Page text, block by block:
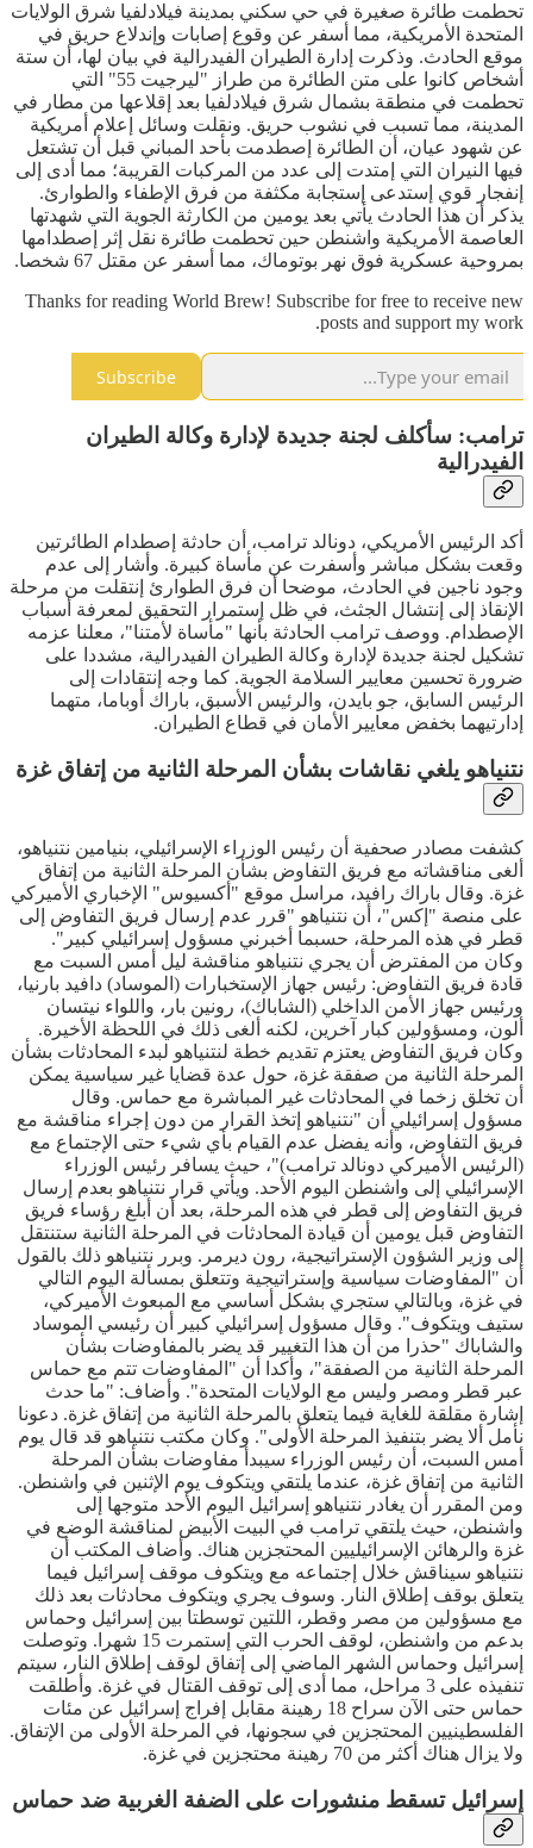
تحطمت طائرة صغيرة في حي سكني بمدينة فيلادلفيا شرق الولايات
المتحدة الأمريكية، مما أسفر عن وقوع إصابات وإندلاع حريق في
موقع الحادث. وذكرت إدارة الطيران الفيدرالية في بيان لها، أن ستة
أشخاص كانوا على متن الطائرة من طراز "ليرجيت 55" التي
تحطمت في منطقة بشمال شرق فيلادلفيا بعد إقلاعها من مطار في
المدينة، مما تسبب في نشوب حريق. ونقلت وسائل إعلام أمريكية
عن شهود عيان، أن الطائرة إصطدمت بأحد المباني قبل أن تشتعل
فيها النيران التي إمتدت إلى عدد من المركبات القريبة؛ مما أدى إلى
إنفجار قوي إستدعى إستجابة مكثفة من فرق الإطفاء والطوارئ.
يذكر أن هذا الحادث يأتي بعد يومين من الكارثة الجوية التي شهدتها
العاصمة الأمريكية واشنطن حين تحطمت طائرة نقل إثر إصطدامها
بمروحية عسكرية فوق نهر بوتوماك، مما أسفر عن مقتل 67 شخصا.
Thanks for reading World Brew! Subscribe for free to receive new
posts and support my work.
Subscribe
ترامب: سأكلف لجنة جديدة لإدارة وكالة الطيران
الفيدرالية
أكد الرئيس الأمريكي، دونالد ترامب، أن حادثة إصطدام الطائرتين
وقعت بشكل مباشر وأسفرت عن مأساة كبيرة. وأشار إلى عدم
وجود ناجين في الحادث، موضحا أن فرق الطوارئ إنتقلت من مرحلة
الإنقاذ إلى إنتشال الجثث، في ظل إستمرار التحقيق لمعرفة أسباب
الإصطدام. ووصف ترامب الحادثة بأنها "مأساة لأمتنا"، معلنا عزمه
تشكيل لجنة جديدة لإدارة وكالة الطيران الفيدرالية، مشددا على
ضرورة تحسين معايير السلامة الجوية. كما وجه إنتقادات إلى
الرئيس السابق، جو بايدن، والرئيس الأسبق، باراك أوباما، متهما
إدارتيهما بخفض معايير الأمان في قطاع الطيران.
نتنياهو يلغي نقاشات بشأن المرحلة الثانية من إتفاق غزة
كشفت مصادر صحفية أن رئيس الوزراء الإسرائيلي، بنيامين نتنياهو،
ألغى مناقشاته مع فريق التفاوض بشأن المرحلة الثانية من إتفاق
غزة. وقال باراك رافيد، مراسل موقع "أكسيوس" الإخباري الأميركي
على منصة "إكس"، أن نتنياهو "قرر عدم إرسال فريق التفاوض إلى
قطر في هذه المرحلة، حسبما أخبرني مسؤول إسرائيلي كبير".
وكان من المفترض أن يجري نتنياهو مناقشة ليل أمس السبت مع
قادة فريق التفاوض: رئيس جهاز الإستخبارات (الموساد) دافيد بارنيا،
ورئيس جهاز الأمن الداخلي (الشاباك)، رونين بار، واللواء نيتسان
ألون، ومسؤولين كبار آخرين، لكنه ألغى ذلك في اللحظة الأخيرة.
وكان فريق التفاوض يعتزم تقديم خطة لنتنياهو لبدء المحادثات بشأن
المرحلة الثانية من صفقة غزة، حول عدة قضايا غير سياسية يمكن
أن تخلق زخما في المحادثات غير المباشرة مع حماس. وقال
مسؤول إسرائيلي أن "نتنياهو إتخذ القرار من دون إجراء مناقشة مع
فريق التفاوض، وأنه يفضل عدم القيام بأي شيء حتى الإجتماع مع
(الرئيس الأميركي دونالد ترامب)"، حيث يسافر رئيس الوزراء
الإسرائيلي إلى واشنطن اليوم الأحد. ويأتي قرار نتنياهو بعدم إرسال
فريق التفاوض إلى قطر في هذه المرحلة، بعد أن أبلغ رؤساء فريق
التفاوض قبل يومين أن قيادة المحادثات في المرحلة الثانية ستنتقل
إلى وزير الشؤون الإستراتيجية، رون ديرمر. وبرر نتنياهو ذلك بالقول
أن "المفاوضات سياسية وإستراتيجية وتتعلق بمسألة اليوم التالي
في غزة، وبالتالي ستجري بشكل أساسي مع المبعوث الأميركي،
ستيف ويتكوف". وقال مسؤول إسرائيلي كبير أن رئيسي الموساد
والشاباك "حذرا من أن هذا التغيير قد يضر بالمفاوضات بشأن
المرحلة الثانية من الصفقة"، وأكدا أن "المفاوضات تتم مع حماس
عبر قطر ومصر وليس مع الولايات المتحدة". وأضاف: "ما حدث
إشارة مقلقة للغاية فيما يتعلق بالمرحلة الثانية من إتفاق غزة. دعونا
نأمل ألا يضر بتنفيذ المرحلة الأولى". وكان مكتب نتنياهو قد قال يوم
أمس السبت، أن رئيس الوزراء سيبدأ مفاوضات بشأن المرحلة
الثانية من إتفاق غزة، عندما يلتقي ويتكوف يوم الإثنين في واشنطن.
ومن المقرر أن يغادر نتنياهو إسرائيل اليوم الأحد متوجها إلى
واشنطن، حيث يلتقي ترامب في البيت الأبيض لمناقشة الوضع في
غزة والرهائن الإسرائيليين المحتجزين هناك. وأضاف المكتب أن
نتنياهو سيناقش خلال إجتماعه مع ويتكوف موقف إسرائيل فيما
يتعلق بوقف إطلاق النار. وسوف يجري ويتكوف محادثات بعد ذلك
مع مسؤولين من مصر وقطر، اللتين توسطتا بين إسرائيل وحماس
بدعم من واشنطن، لوقف الحرب التي إستمرت 15 شهرا. وتوصلت
إسرائيل وحماس الشهر الماضي إلى إتفاق لوقف إطلاق النار، سيتم
تنفيذه على 3 مراحل، مما أدى إلى توقف القتال في غزة. وأطلقت
حماس حتى الآن سراح 18 رهينة مقابل إفراج إسرائيل عن مئات
الفلسطينيين المحتجزين في سجونها، في المرحلة الأولى من الإتفاق.
ولا يزال هناك أكثر من 70 رهينة محتجزين في غزة.
إسرائيل تسقط منشورات على الضفة الغربية ضد حماس